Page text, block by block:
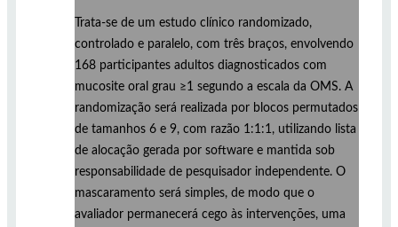
Trata-se de um estudo clínico randomizado,
controlado e paralelo, com três braços, envolvendo
168 participantes adultos diagnosticados com
mucosite oral grau ≥1 segundo a escala da OMS. A
randomização será realizada por blocos permutados
de tamanhos 6 e 9, com razão 1:1:1, utilizando lista
de alocação gerada por software e mantida sob
responsabilidade de pesquisador independente. O
mascaramento será simples, de modo que o
avaliador permanecerá cego às intervenções, uma